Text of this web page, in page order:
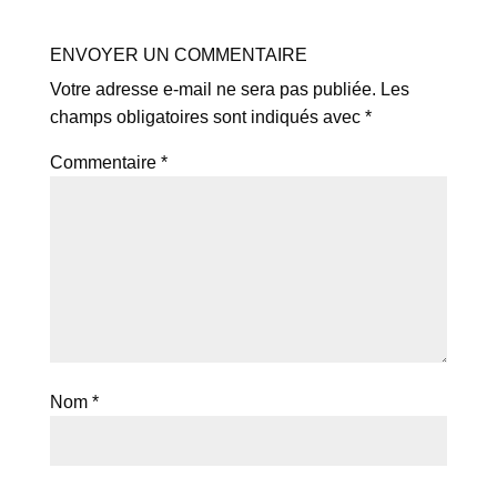
ENVOYER UN COMMENTAIRE
Votre adresse e-mail ne sera pas publiée. Les
champs obligatoires sont indiqués avec *
Commentaire *
Nom *